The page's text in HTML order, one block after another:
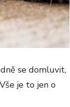
se domluvit,
je to jen o